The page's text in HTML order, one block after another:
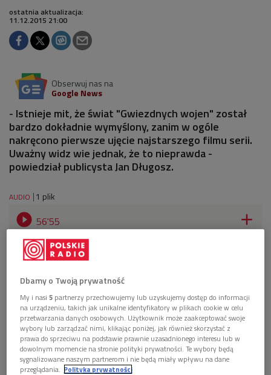
ostatnia aktualizacja:
11.12.2015 21:00
Obserwuj nas na
Google News
- Istnieje mit, że świat "Gwiezdnych wojen" został
bardzo dokładnie wymyślony, zanim w ogóle
nakręcono pierwsze ujęcie najstarszego filmu serii.
Uważny widz wie jednak, że to nieprawda -
powiedział publicysta Jan Długosz.
AUDIO 1 plik
 56'55 
Rozmowa o micie "Gwiezdnych wojen" i ich twórcy
(O wszystkim z kulturą/Dwójka)
Dbamy o Twoją prywatność
My i nasi5 partnerzy przechowujemy lub uzyskujemy dostęp do informacji
na urządzeniu, takich jak unikalne identyfikatory w plikach cookie w celu
przetwarzania danych osobowych. Użytkownik może zaakceptować swoje
wybory lub zarządzać nimi, klikając poniżej, jak również skorzystać z
prawa do sprzeciwu na podstawie prawnie uzasadnionego interesu lub w
dowolnym momencie na stronie polityki prywatności. Te wybory będą
sygnalizowane naszym partnerom i nie będą miały wpływu na dane
przeglądania. Polityka prywatności